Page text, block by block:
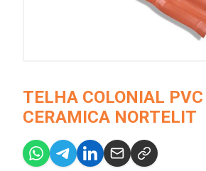
TELHA COLONIAL
CERAMICA NORTELIT